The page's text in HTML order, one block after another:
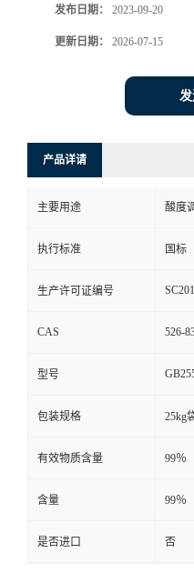
发布日期： 2023-09-20
更新日期： 2026-07-15
产品详请
主要用途 酸度
执行标准 国标
生产许可证编号
CAS 526-
型号
包装规格 25kg
有效物质含量 99％
含量 99％
是否进口 否